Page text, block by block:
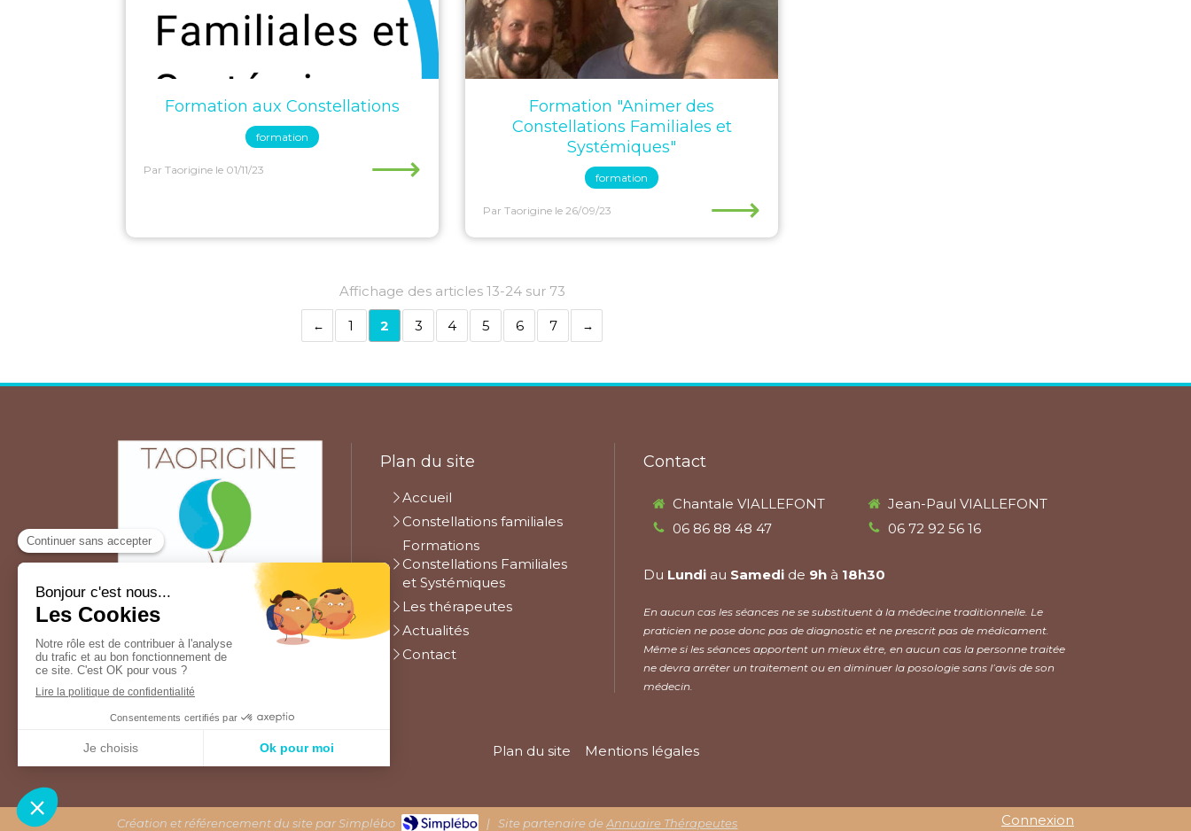
Formation aux Constellations
formation
Par Taorigine le 01/11/23 ⟶
Formation "Animer des
Constellations Familiales et
Systémiques"
formation
Par Taorigine le 26/09/23 ⟶
Affichage des articles 13-24 sur 73
1 2 3 4 5 6 7
Plan du site
Accueil
Constellations familiales
Formations
Constellations Familiales
et Systémiques
Les thérapeutes
Actualités
Contact
Contact
Chantale VIALLEFONT
06 86 88 48 47
Jean-Paul VIALLEFONT
06 72 92 56 16
Du Lundi au Samedi de 9h à 18h30
En aucun cas les séances ne se substituent à la médecine traditionnelle. Le
praticien ne pose donc pas de diagnostic et ne prescrit pas de médicament.
Même si les séances apportent un mieux être, en aucun cas la personne traitée
ne devra arrêter un traitement ou en diminuer la posologie sans l’avis de son
médecin.
Plan du site Mentions légales
Création et référencement du site par Simplébo | Site partenaire deAnnuaire Thérapeutes Connexion